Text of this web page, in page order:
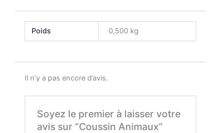
Poids 0,500 kg
Il n’y a pas encore d’avis.
Soyez le premier à laisser votre
avis sur “Coussin Animaux”